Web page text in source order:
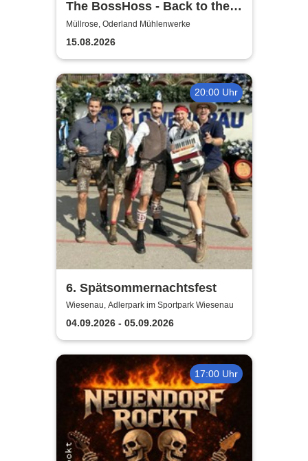
The BossHoss - Back to the
Boots - LIVE - Summer 2026
Müllrose, Oderland Mühlenwerke
15.08.2026
20:00 Uhr
6. Spätsommernachtsfest
Wiesenau, Adlerpark im Sportpark Wiesenau
04.09.2026 - 05.09.2026
17:00 Uhr